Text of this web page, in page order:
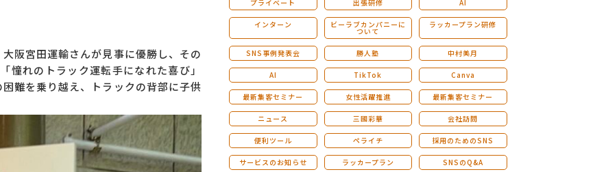
ストレングスファインダー研修
阪宮田運輸さんが見事に優勝し、その
憧れのトラック運転手になれた喜び」
難を乗り越え、トラックの背部に子供
プライベート 出張研修 AI
インターン ビーラブカンパニーに
ついて
ラッカープラン研修
SNS事例発表会 勝人塾 中村美月
AI TikTok Canva
最新集客セミナー 女性活躍推進 最新集客セミナー
ニュース 三國彩華 会社訪問
便利ツール ペライチ 採用のためのSNS
サービスのお知らせ ラッカープラン SNSのQ&A